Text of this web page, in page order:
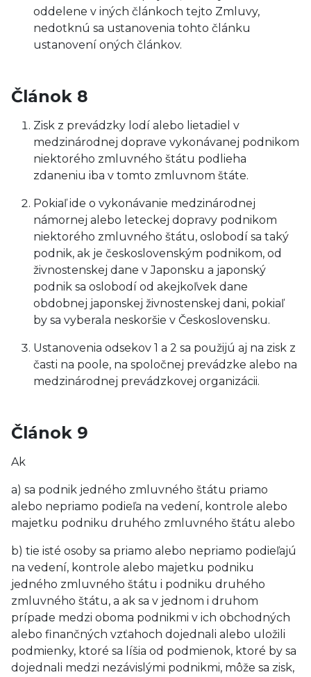
oddelene v iných článkoch tejto Zmluvy,
nedotknú sa ustanovenia tohto článku
ustanovení oných článkov.
Článok 8
Zisk z prevádzky lodí alebo lietadiel v
medzinárodnej doprave vykonávanej podnikom
niektorého zmluvného štátu podlieha
zdaneniu iba v tomto zmluvnom štáte.
Pokiaľ ide o vykonávanie medzinárodnej
námornej alebo leteckej dopravy podnikom
niektorého zmluvného štátu, oslobodí sa taký
podnik, ak je československým podnikom, od
živnostenskej dane v Japonsku a japonský
podnik sa oslobodí od akejkoľvek dane
obdobnej japonskej živnostenskej dani, pokiaľ
by sa vyberala neskoršie v Československu.
Ustanovenia odsekov 1 a 2 sa použijú aj na zisk z
časti na poole, na spoločnej prevádzke alebo na
medzinárodnej prevádzkovej organizácii.
Článok 9
Ak
a) sa podnik jedného zmluvného štátu priamo
alebo nepriamo podieľa na vedení, kontrole alebo
majetku podniku druhého zmluvného štátu alebo
b) tie isté osoby sa priamo alebo nepriamo podieľajú
na vedení, kontrole alebo majetku podniku
jedného zmluvného štátu i podniku druhého
zmluvného štátu, a ak sa v jednom i druhom
prípade medzi oboma podnikmi v ich obchodných
alebo finančných vzťahoch dojednali alebo uložili
podmienky, ktoré sa líšia od podmienok, ktoré by sa
dojednali medzi nezávislými podnikmi, môže sa zisk,